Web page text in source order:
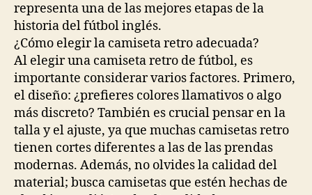
representa una de las mejores etapas de la
historia del fútbol inglés.
¿Cómo elegir la camiseta retro adecuada?
Al elegir una camiseta retro de fútbol, es
importante considerar varios factores. Primero,
el diseño: ¿prefieres colores llamativos o algo
más discreto? También es crucial pensar en la
talla y el ajuste, ya que muchas camisetas retro
tienen cortes diferentes a las de las prendas
modernas. Además, no olvides la calidad del
material; busca camisetas que estén hechas de